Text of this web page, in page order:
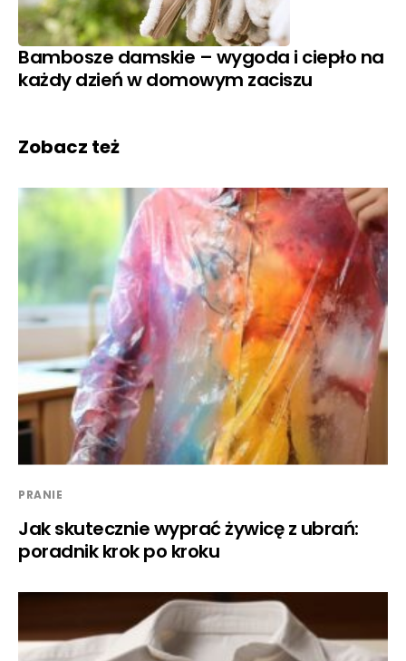
Bambosze damskie – wygoda i ciepło na
każdy dzień w domowym zaciszu
Zobacz też
PRANIE
Jak skutecznie wyprać żywicę z ubrań:
poradnik krok po kroku